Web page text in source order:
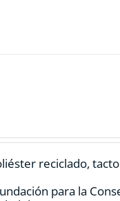
reciclado,
para la